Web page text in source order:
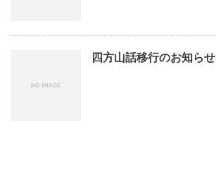
四方山話移行のお知らせ